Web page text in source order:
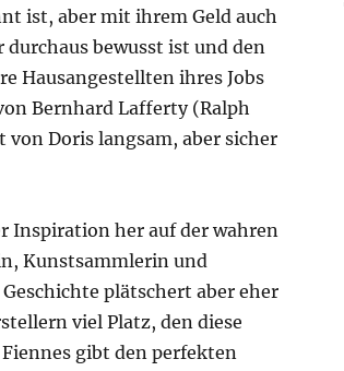
ist, aber mit ihrem Geld auch
bewusst ist und den
Hausangestellten ihres Jobs
Bernhard Lafferty (Ralph
Doris langsam, aber sicher
Inspiration her auf der wahren
Kunstsammlerin und
plätschert aber eher
viel Platz, den diese
gibt den perfekten